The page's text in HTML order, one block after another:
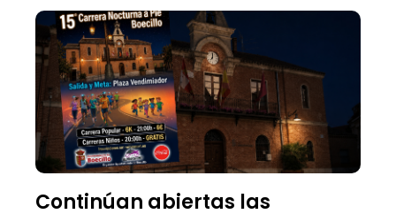
Continúan abiertas las